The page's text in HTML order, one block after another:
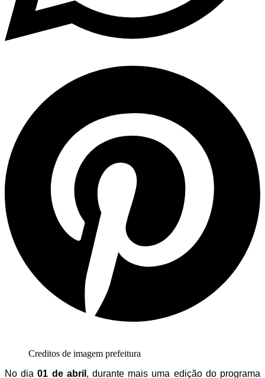
Creditos de imagem prefeitura
No dia01 de abril , durante mais uma edição do programa